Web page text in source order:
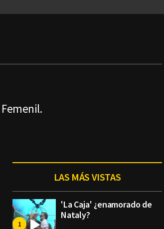
LAS MÁS VISTAS
'La Caja' ¿enamorado de
Nataly?